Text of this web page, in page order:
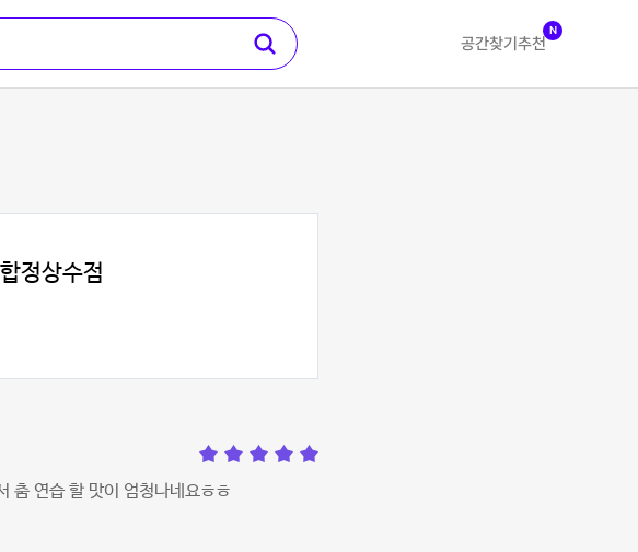
공간찾기 추천
N
정상수점
춤 연습 할 맛이 엄청나네요ㅎㅎ